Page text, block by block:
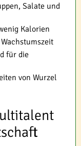
Salate und
Kalorien
für die
von Wurzel